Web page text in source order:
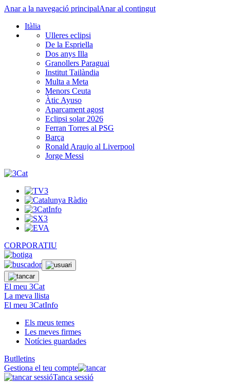
Anar a la navegació principalAnar al contingut
Itàlia
Ulleres eclipsi
De la Espriella
Dos anys Illa
Granollers Paraguai
Institut Tailàndia
Multa a Meta
Menors Ceuta
Àtic Ayuso
Aparcament agost
Eclipsi solar 2026
Ferran Torres al PSG
Barça
Ronald Araujo al Liverpool
Jorge Messi
CORPORATIU
El meu 3Cat
La meva llista
El meu 3CatInfo
Els meus temes
Les meves firmes
Notícies guardades
Butlletins
Gestiona el teu compte
Tanca sessió